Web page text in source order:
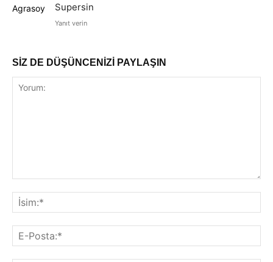
Supersin
Yanıt verin
SİZ DE DÜŞÜNCENİZİ PAYLAŞIN